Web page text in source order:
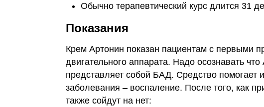
Обычно терапевтический курс длится 31
Показания
Крем Артонин показан пациентам с первыми
двигательного аппарата. Надо осознавать
представляет собой БАД. Средство помогает
заболевания – воспаление. После того, как
также сойдут на нет: